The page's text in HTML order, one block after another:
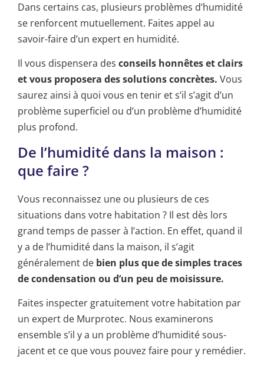
Dans certains cas, plusieurs problèmes d’humidité
se renforcent mutuellement. Faites appel au
savoir-faire d’un expert en humidité.
Il vous dispensera des conseils honnêtes et clairs
et vous proposera des solutions concrètes. Vous
saurez ainsi à quoi vous en tenir et s’il s’agit d’un
problème superficiel ou d’un problème d’humidité
plus profond.
De l’humidité dans la maison :
que faire ?
Vous reconnaissez une ou plusieurs de ces
situations dans votre habitation ? Il est dès lors
grand temps de passer à l’action. En effet, quand il
y a de l’humidité dans la maison, il s’agit
généralement de bien plus que de simples traces
de condensation ou d’un peu de moisissure.
Faites inspecter gratuitement votre habitation par
un expert de Murprotec. Nous examinerons
ensemble s’il y a un problème d’humidité sous-
jacent et ce que vous pouvez faire pour y remédier.